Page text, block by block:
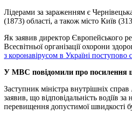
Лідерами за зараженням є
(1873) області, а також місто Київ
Як заявив директор Європейського
Всесвітньої організації охорони
з коронавірусом в Україні поступово
У МВС повідомили про посилення
Заступник міністра внутрішніх
заявив, що відповідальність водіїв за
перевищення допустимої швидкості